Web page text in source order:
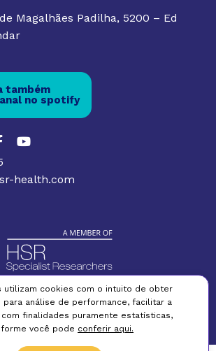
Magalhães Padilha, 5200 – Ed
também
no spotify
health.com
Termos e condições Política de cookies
utilizam cookies com o intuito de obter
para análise de performance, facilitar a
com finalidades puramente estatísticas,
você pode conferir aqui.